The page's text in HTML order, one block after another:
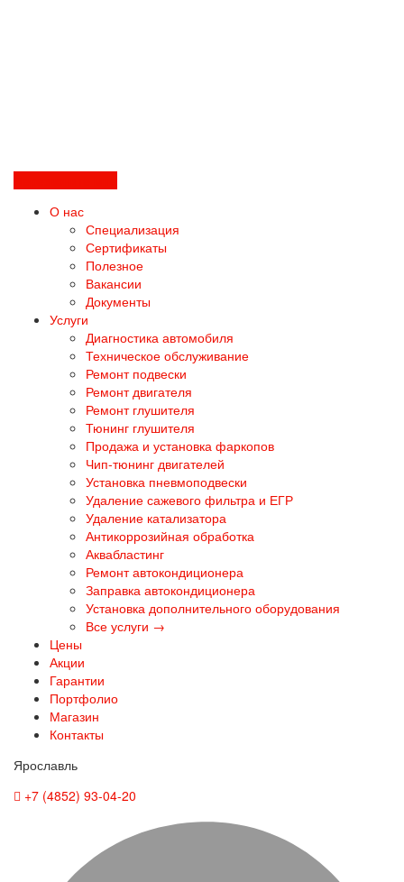
О нас
Специализация
Сертификаты
Полезное
Вакансии
Документы
Услуги
Диагностика автомобиля
Техническое обслуживание
Ремонт подвески
Ремонт двигателя
Ремонт глушителя
Тюнинг глушителя
Продажа и установка фаркопов
Чип-тюнинг двигателей
Установка пневмоподвески
Удаление сажевого фильтра и ЕГР
Удаление катализатора
Антикоррозийная обработка
Аквабластинг
Ремонт автокондиционера
Заправка автокондиционера
Установка дополнительного оборудования
Все услуги →
Цены
Акции
Гарантии
Портфолио
Магазин
Контакты
Ярославль
+7 (4852) 93-04-20